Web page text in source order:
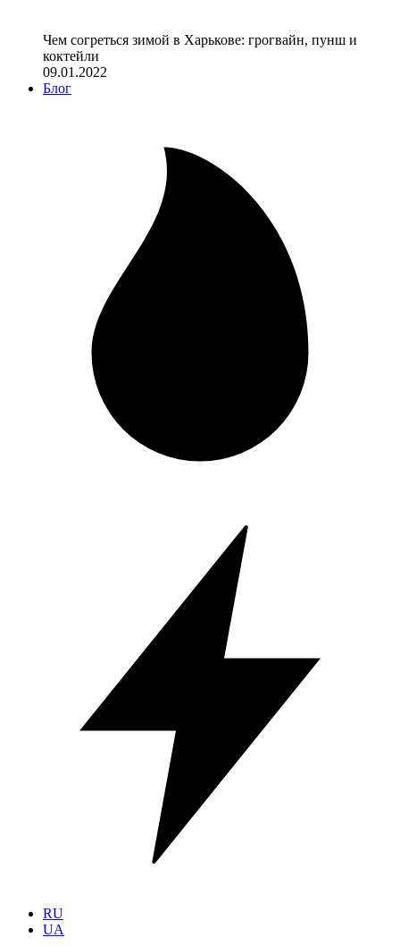
Чем согреться зимой в Харькове: грогвайн, пунш и
коктейли
09.01.2022
Блог
RU
UA